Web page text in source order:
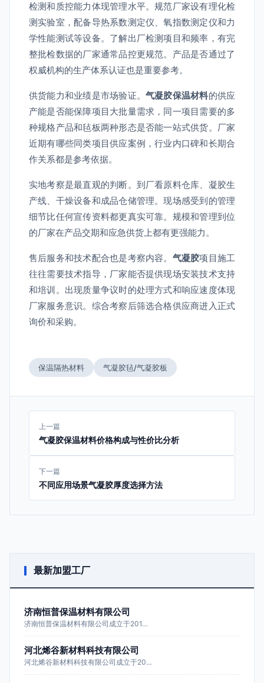
检测和质控能力体现管理水平。规范厂家设有理化检
测实验室，配备导热系数测定仪、氧指数测定仪和力
学性能测试等设备。了解出厂检测项目和频率，有完
整批检数据的厂家通常品控更规范。产品是否通过了
权威机构的生产体系认证也是重要参考。
供货能力和业绩是市场验证。 气凝胶保温材料的供应
产能是否能保障项目大批量需求，同一项目需要的多
种规格产品和毡板两种形态是否能一站式供货。厂家
近期有哪些同类项目供应案例，行业内口碑和长期合
作关系都是参考依据。
实地考察是最直观的判断。到厂看原料仓库、凝胶生
产线、干燥设备和成品仓储管理。现场感受到的管理
细节比任何宣传资料都更真实可靠。规模和管理到位
的厂家在产品交期和应急供货上都有更强能力。
售后服务和技术配合也是考察内容。 气凝胶项目施工
往往需要技术指导，厂家能否提供现场安装技术支持
和培训。出现质量争议时的处理方式和响应速度体现
厂家服务意识。综合考察后筛选合格供应商进入正式
询价和采购。
保温隔热材料 气凝胶毡/气凝胶板
上一篇
气凝胶保温材料价格构成与性价比分析
下一篇
不同应用场景气凝胶厚度选择方法
最新加盟工厂
济南恒普保温材料有限公司
济南恒普保温材料有限公司成立于201…
河北烯谷新材料科技有限公司
河北烯谷新材料科技有限公司成立于20…